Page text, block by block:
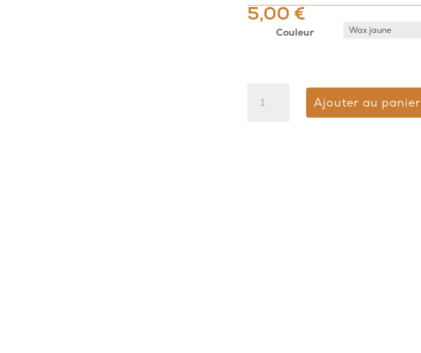
5,00€
Couleur
Ajouter au panier